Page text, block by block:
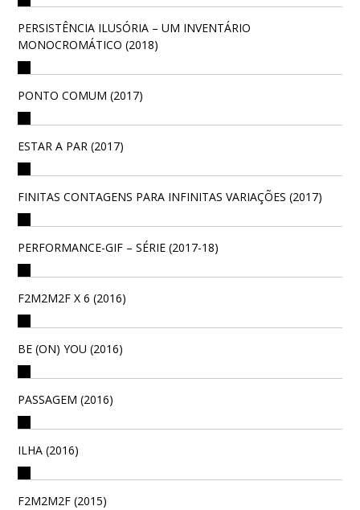
PERSISTÊNCIA ILUSÓRIA – UM INVENTÁRIO
MONOCROMÁTICO (2018)
PONTO COMUM (2017)
ESTAR A PAR (2017)
FINITAS CONTAGENS PARA INFINITAS VARIAÇÕES (2017)
PERFORMANCE-GIF – SÉRIE (2017-18)
F2M2M2F X 6 (2016)
BE (ON) YOU (2016)
PASSAGEM (2016)
ILHA (2016)
F2M2M2F (2015)